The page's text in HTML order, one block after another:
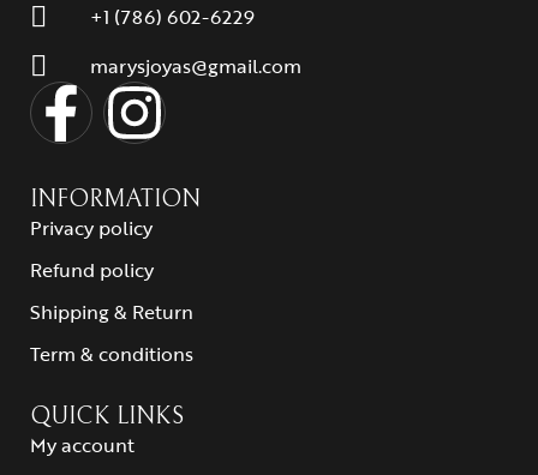
+1 (786) 602-6229
marysjoyas@gmail.com
INFORMATION
Privacy policy
Refund policy
Shipping & Return
Term & conditions
QUICK LINKS
My account